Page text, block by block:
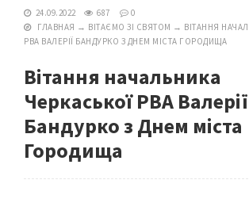
24.09.2022 687
0
ГЛАВНАЯ → ВІТАЄМО ЗІ СВЯТОМ → ВІТАННЯ
РВА ВАЛЕРІЇ БАНДУРКО З ДНЕМ МІСТА ГОРОДИЩА
Вітання начальника
Черкаської РВА Валерії
Бандурко з Днем міста
Городища